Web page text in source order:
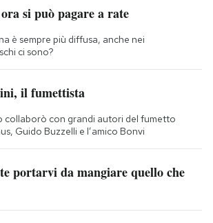
si può pagare a rate
è sempre più diffusa, anche nei
ci sono?
il fumettista
collaborò con grandi autori del fumetto
Guido Buzzelli e l’amico Bonvi
portarvi da mangiare quello che